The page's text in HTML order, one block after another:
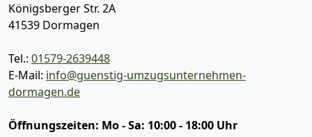
Königsberger Str. 2A
41539 Dormagen
Tel.: 01579-2639448
E-Mail: info@guenstig-umzugsunternehmen-
dormagen.de
Öffnungszeiten: Mo - Sa: 10:00 - 18:00 Uhr